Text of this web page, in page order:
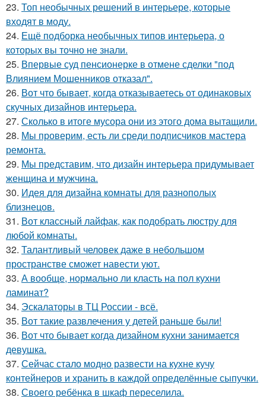
23. Топ необычных решений в интерьере, которые
входят в моду.
24. Ещё подборка необычных типов интерьера, о
которых вы точно не знали.
25. Впервые суд пенсионерке в отмене сделки "под
Влиянием Мошенников отказал".
26. Вот что бывает, когда отказываетесь от одинаковых
скучных дизайнов интерьера.
27. Сколько в итоге мусора они из этого дома вытащили.
28. Мы проверим, есть ли среди подписчиков мастера
ремонта.
29. Мы представим, что дизайн интерьера придумывает
женщина и мужчина.
30. Идея для дизайна комнаты для разнополых
близнецов.
31. Вот классный лайфак, как подобрать люстру для
любой комнаты.
32. Талантливый человек даже в небольшом
пространстве сможет навести уют.
33. А вообще, нормально ли класть на пол кухни
ламинат?
34. Эскалаторы в ТЦ России - всё.
35. Вот такие развлечения у детей раньше были!
36. Вот что бывает когда дизайном кухни занимается
девушка.
37. Сейчас стало модно развести на кухне кучу
контейнеров и хранить в каждой определённые сыпучки.
38. Своего ребёнка в шкаф переселила.